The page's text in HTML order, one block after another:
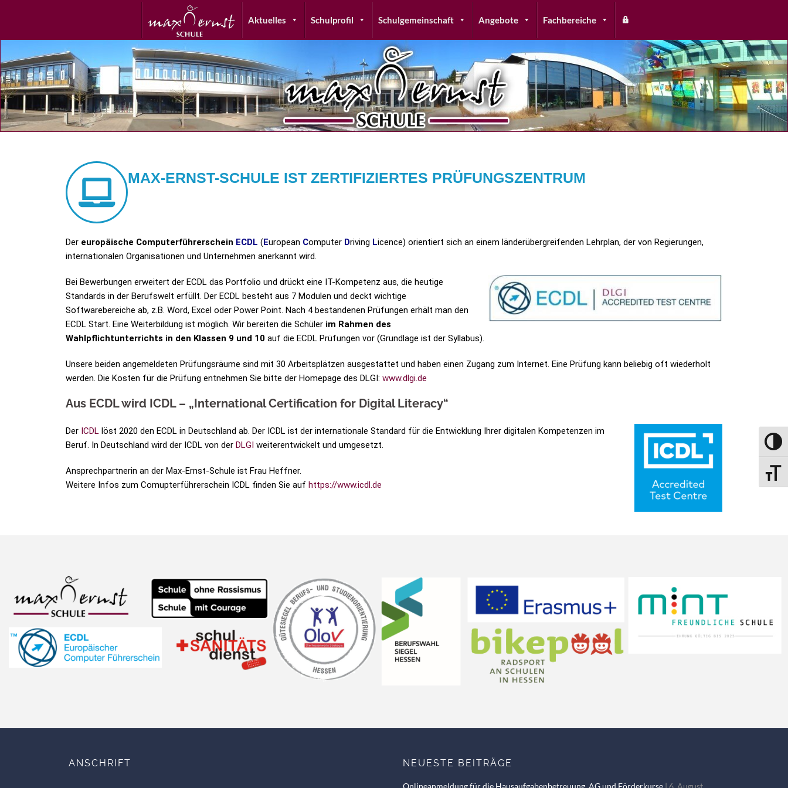
Aktuelles Schulprofil Schulgemeinschaft Angebote Fachbereiche
MAX-ERNST-SCHULE IST ZERTIFIZIERTES PRÜFUNGSZENTRUM
Der europäische Computerführerschein ECDL (European Computer Driving Licence) orientiert sich an einem länderübergreifenden Lehrplan, der von Regierungen,
internationalen Organisationen und Unternehmen anerkannt wird.
Bei Bewerbungen erweitert der ECDL das Portfolio und drückt eine IT-Kompetenz aus, die heutige
Standards in der Berufswelt erfüllt. Der ECDL besteht aus 7 Modulen und deckt wichtige
Softwarebereiche ab, z.B. Word, Excel oder Power Point. Nach 4 bestandenen Prüfungen erhält man den
ECDL Start. Eine Weiterbildung ist möglich. Wir bereiten die Schüler im Rahmen des
Wahlpflichtunterrichts in den Klassen 9 und 10 auf die ECDL Prüfungen vor (Grundlage ist der Syllabus).
Unsere beiden angemeldeten Prüfungsräume sind mit 30 Arbeitsplätzen ausgestattet und haben einen Zugang zum Internet. Eine Prüfung kann beliebig oft wiederholt
werden. Die Kosten für die Prüfung entnehmen Sie bitte der Homepage des DLGI: www.dlgi.de
Aus ECDL wird ICDL – „International Certification for Digital Literacy“
Der ICDL löst 2020 den ECDL in Deutschland ab. Der ICDL ist der internationale Standard für die Entwicklung Ihrer digitalen Kompetenzen im
Beruf. In Deutschland wird der ICDL von der DLGI weiterentwickelt und umgesetzt.
Ansprechpartnerin an der Max-Ernst-Schule ist Frau Heffner.
Weitere Infos zum Comupterführerschein ICDL finden Sie auf https://www.icdl.de
ANSCHRIFT NEUESTE BEITRÄGE